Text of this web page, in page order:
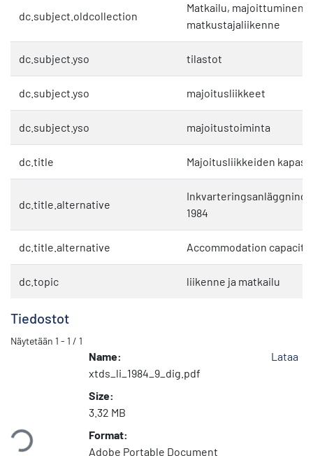
dc.subject.oldcollection
Matkailu, majoittuminen
matkustajaliikenne
dc.subject.yso tilastot
dc.subject.yso majoitusliikkeet
dc.subject.yso majoitustoiminta
dc.title Majoitusliikkeiden
dc.title.alternative
1984
dc.title.alternative Accommodation capacity
dc.topic liikenne ja matkailu
Tiedostot
Näytetään 1 - 1 / 1
Name:
xtds_li_1984_9_dig.pdf
Size:
3.32 MB
Format:
Adobe Portable Document
Lataa